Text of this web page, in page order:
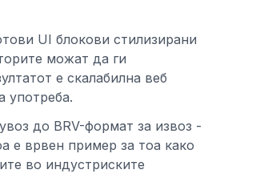
UI блокови стилизирани
можат да ги
е скалабилна веб
употреба.
до BRV-формат за извоз -
е врвен пример за тоа како
во индустриските